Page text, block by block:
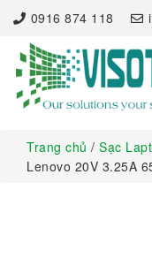
0916 874 118
Trang chủ / Sạc
Lenovo 20V 3.25A